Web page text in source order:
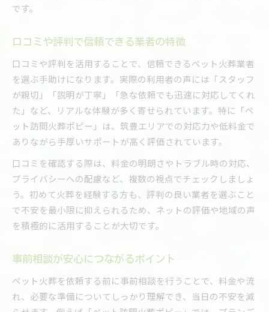
です。
口コミや評判で信頼できる業者の特徴
口コミや評判を活用することで、信頼できるペット火葬業者
を選ぶ手助けになります。実際の利用者の声には「スタッフ
が親切」「説明が丁寧」「急な依頼でも迅速に対応してくれ
た」など、リアルな体験が多く寄せられています。特に「ペ
ット訪問火葬ポピー」は、筑豊エリアでの対応力や低料金で
ありながら手厚いサポートが高く評価されています。
口コミを確認する際は、料金の明朗さやトラブル時の対応、
プライバシーへの配慮など、複数の視点でチェックしましょ
う。初めて火葬を経験する方も、評判の良い業者を選ぶこと
で不安を最小限に抑えられるため、ネットの評価や地域の声
を積極的に活用することが大切です。
事前相談が安心につながるポイント
ペット火葬を依頼する前に事前相談を行うことで、料金や流
れ、必要な準備についてしっかり理解でき、当日の不安を減